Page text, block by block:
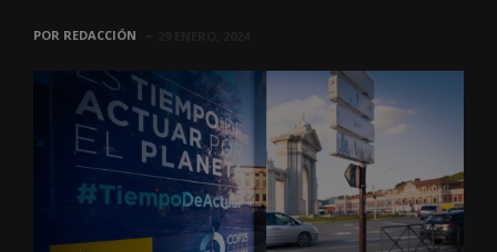
POR REDACCIÓN